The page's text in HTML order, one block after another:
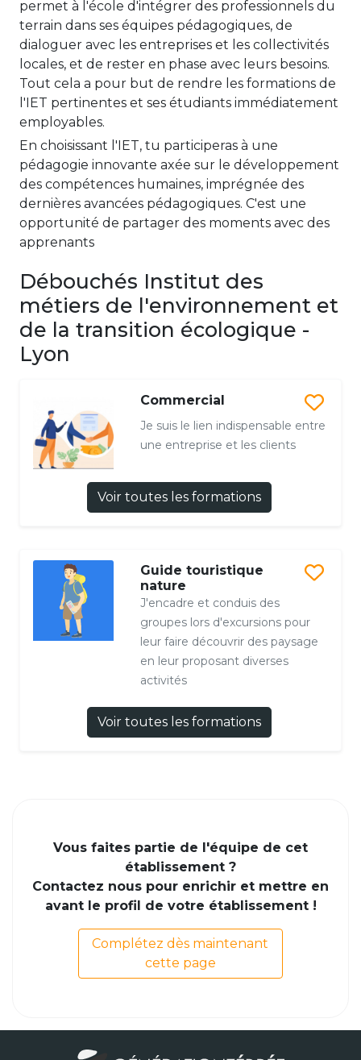
permet à l'école d'intégrer des professionnels du
terrain dans ses équipes pédagogiques, de
dialoguer avec les entreprises et les collectivités
locales, et de rester en phase avec leurs besoins.
Tout cela a pour but de rendre les formations de
l'IET pertinentes et ses étudiants immédiatement
employables.
En choisissant l'IET, tu participeras à une
pédagogie innovante axée sur le développement
des compétences humaines, imprégnée des
dernières avancées pédagogiques. C'est une
opportunité de partager des moments avec des
apprenants
Débouchés Institut des
métiers de l'environnement et
de la transition écologique -
Lyon
Commercial
Je suis le lien indispensable entre
une entreprise et les clients
Voir toutes les formations
Guide touristique
nature
J'encadre et conduis des
groupes lors d'excursions pour
leur faire découvrir des paysage
en leur proposant diverses
activités
Voir toutes les formations
Vous faites partie de l'équipe de cet
établissement ?
Contactez nous pour enrichir et mettre en
avant le profil de votre établissement !
Complétez dès maintenant
cette page